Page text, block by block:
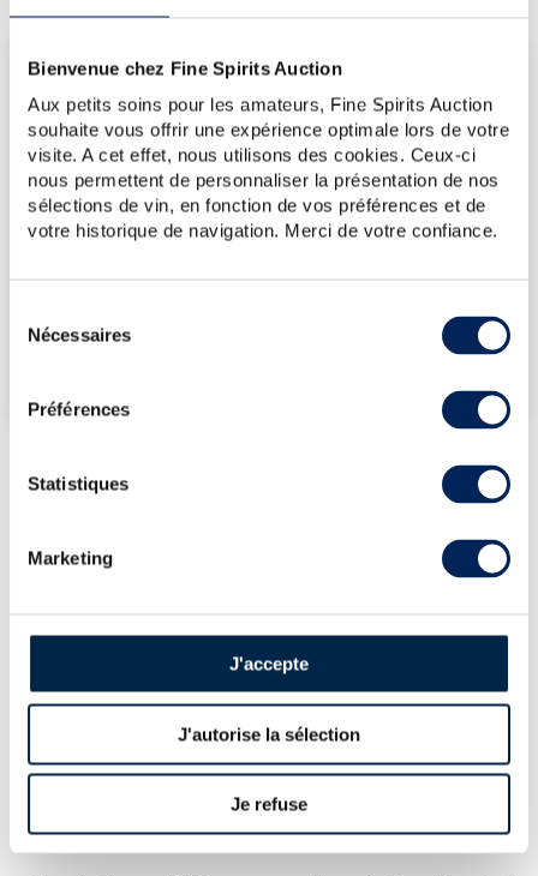
Bienvenue chez Fine Spirits Auction
Aux petits soins pour les amateurs, Fine Spirits Auction
souhaite vous offrir une expérience optimale lors de votre
visite. A cet effet, nous utilisons des cookies. Ceux-ci
nous permettent de personnaliser la présentation de nos
sélections de vin, en fonction de vos préférences et de
votre historique de navigation. Merci de votre confiance.
Nécessaires
Préférences
Statistiques
Marketing
J'accepte
J'autorise la sélection
Je refuse
LES DERNIÈRES ADJUDICATIONS
17/07/2026
715€
14/11/2025
715€
13/12/2024
715€
04/10/2024
894€
HAKUSHU 18 YEARS OF. PEATED MALT
100TH ANNIVERSARY SUNTORY
LA CUVÉE
Embouteillage officiel de la distillerie Hakushu âgé de 18
ans, dans une version tourbé et sorti en 2023 pour fêter
LA DISTILLERIE HAKUSHU
Suntory